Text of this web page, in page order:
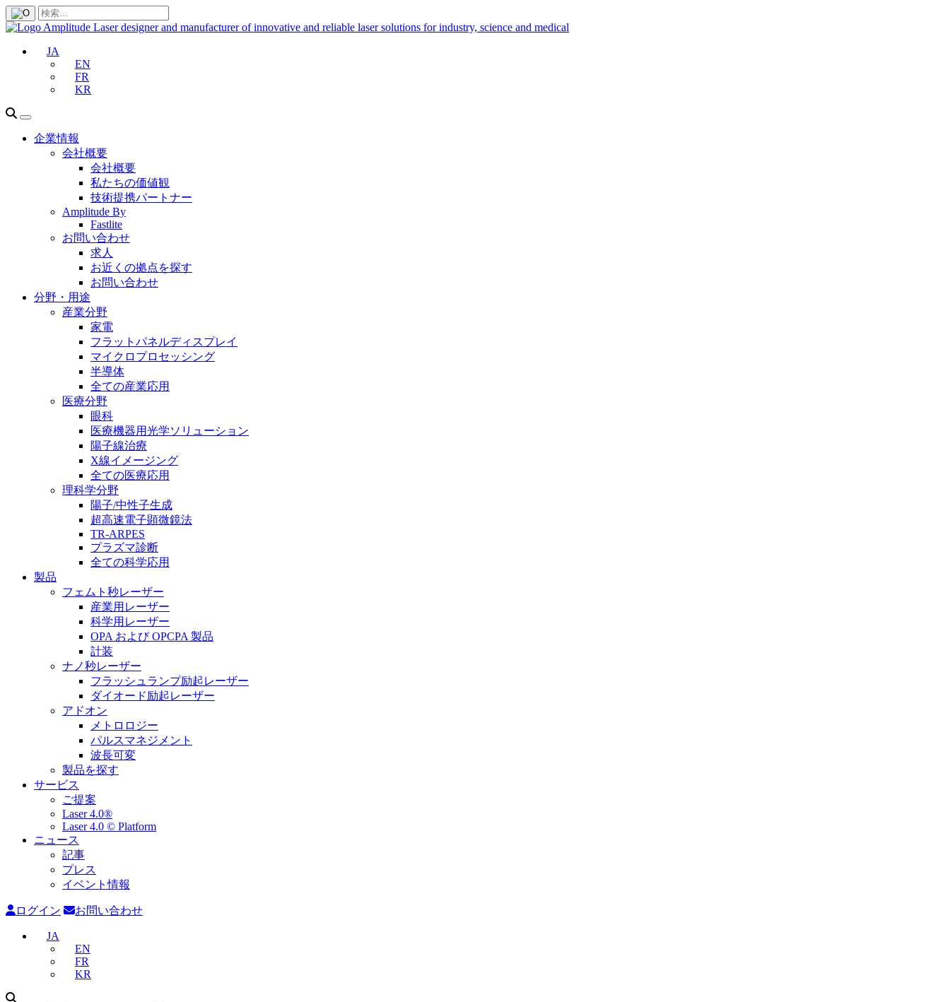
JA
EN
FR
KR
企業情報
会社概要
会社概要
私たちの価値観
技術提携パートナー
Amplitude By
Fastlite
お問い合わせ
求人
お近くの拠点を探す
お問い合わせ
分野・用途
産業分野
家電
フラットパネルディスプレイ
マイクロプロセッシング
半導体
全ての産業応用
医療分野
眼科
医療機器用光学ソリューション
陽子線治療
X線イメージング
全ての医療応用
理科学分野
陽子/中性子生成
超高速電子顕微鏡法
TR-ARPES
プラズマ診断
全ての科学応用
製品
フェムト秒レーザー
産業用レーザー
科学用レーザー
OPA および OPCPA 製品
計装
ナノ秒レーザー
フラッシュランプ励起レーザー
ダイオード励起レーザー
アドオン
メトロロジー
パルスマネジメント
波長可変
製品を探す
サービス
ご提案
Laser 4.0®
Laser 4.0 © Platform
ニュース
記事
プレス
イベント情報
ログイン お問い合わせ
JA
EN
FR
KR